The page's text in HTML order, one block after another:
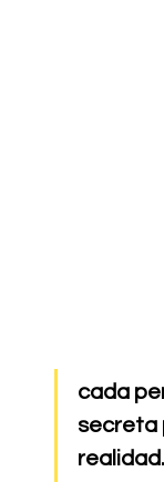
cada
secreta
realidad.